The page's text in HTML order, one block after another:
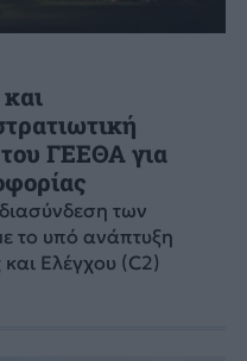
ΓΕΕΘΑ για
των
το υπό ανάπτυξη
Ελέγχου (C2)